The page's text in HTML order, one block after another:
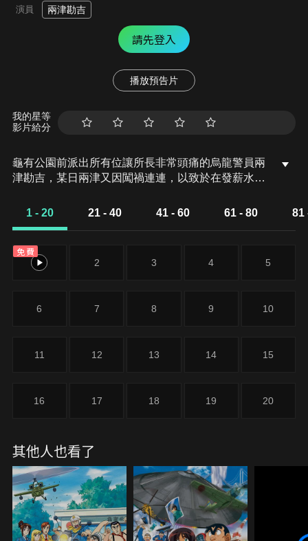
演員 兩津勘吉
請先登入
播放預告片
我的星等
影片給分
龜有公園前派出所有位讓所長非常頭痛的烏龍警員兩
津勘吉，某日兩津又因闖禍連連，以致於在發薪水的
1 - 20
21 - 40 41 - 60 61 - 80 81
免費
1 2 3 4 5
6 7 8 9 10
11 12 13 14 15
16 17 18 19 20
其他人也看了